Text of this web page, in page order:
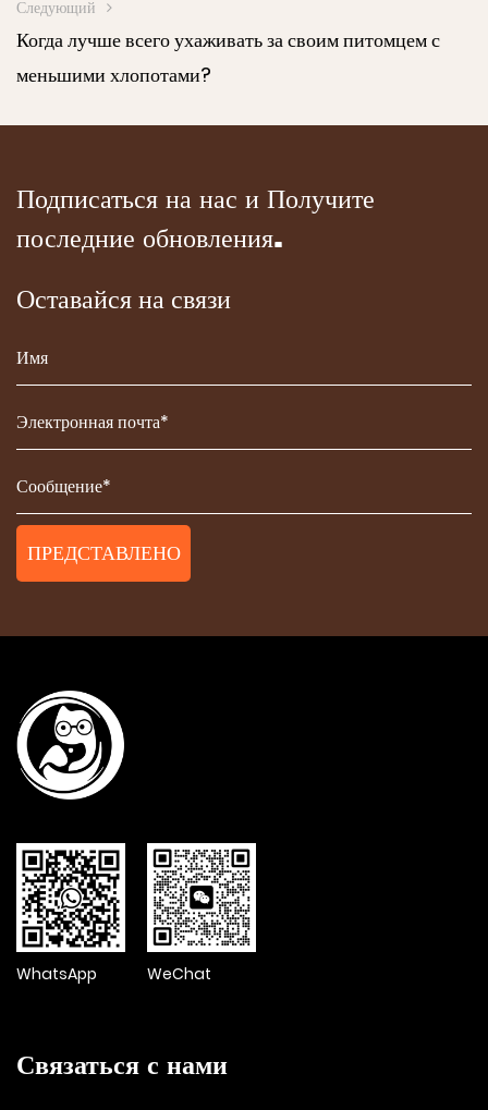
Следующий
Когда лучше всего ухаживать за своим питомцем с
меньшими хлопотами?
Подписаться на нас и Получите
последние обновления.
Оставайся на связи
ПРЕДСТАВЛЕНО
WhatsApp WeChat
Связаться с нами